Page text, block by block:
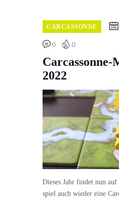
CARCASSONNE
0 0
Carcassonne-
2022
Dieses Jahr findet nun
spiel auch wieder eine